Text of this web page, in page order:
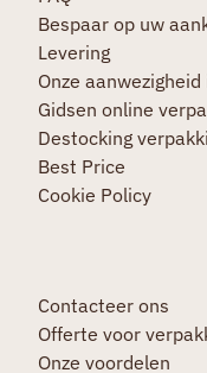
Bespaar op uw
Levering
Onze aanwezigheid
Gidsen online
Destocking
Best Price
Cookie Policy
Contacteer ons
Offerte voor
Onze voordelen